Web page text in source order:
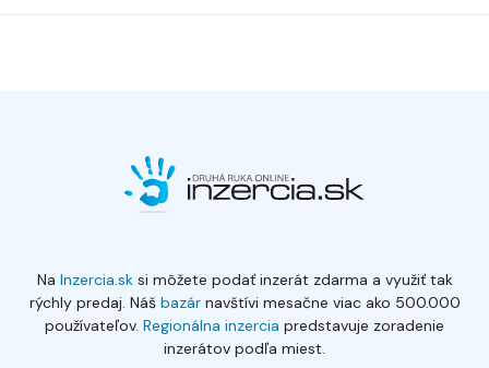
Na Inzercia.sksi môžete podať inzerát zdarma a využiť tak
rýchly predaj. Náš bazárnavštívi mesačne viac ako 500.000
používateľov. Regionálna inzercia predstavuje zoradenie
inzerátov podľa miest.